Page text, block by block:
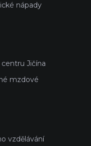
nápady
Jičína
mzdové
vzdělávání